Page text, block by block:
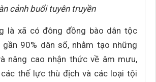
cảnh buổi tuyên truyền
là xã có đông đồng bào dân tộc
gần 90% dân số, nhằm tạo những
nâng cao nhận thức về âm mưu,
thế lực thù địch và các loại tội